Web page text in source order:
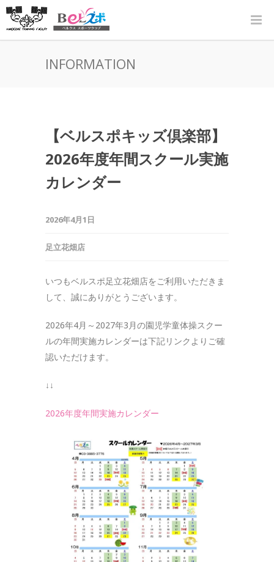
INFORMATION
【ベルスポキッズ倶楽部】
2026年度年間スクール実施
カレンダー
2026年4月1日
足立花畑店
いつもベルスポ足立花畑店をご利用いただきま
して、誠にありがとうございます。
2026年4月～2027年3月の園児学童体操スクー
ルの年間実施カレンダーは下記リンクよりご確
認いただけます。
↓↓
2026年度年間実施カレンダー